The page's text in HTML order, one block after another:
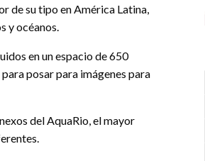
de su tipo en América Latina,
y océanos.
en un espacio de 650
posar para imágenes para
del AquaRio, el mayor